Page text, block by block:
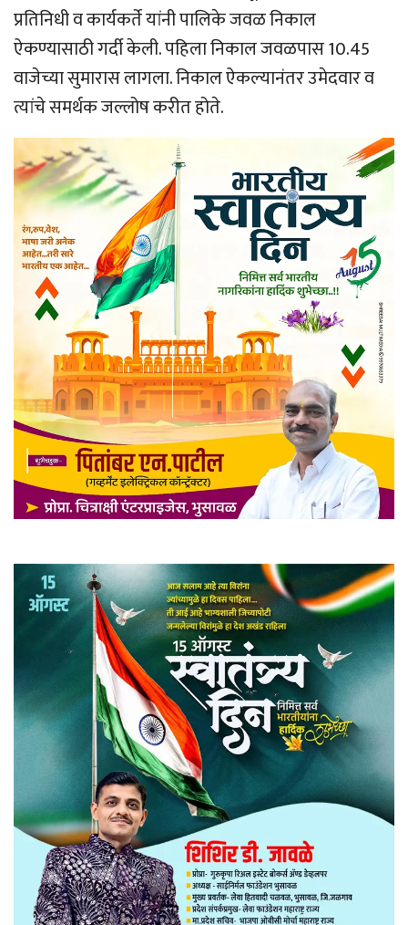
प्रतिनिधी व कार्यकर्ते यांनी पालिके जवळ निकाल
ऐकण्यासाठी गर्दी केली. पहिला निकाल जवळपास 10.45
वाजेच्या सुमारास लागला. निकाल ऐकल्यानंतर उमेदवार व
त्यांचे समर्थक जल्लोष करीत होते.